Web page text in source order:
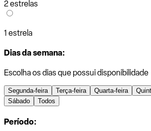
2 estrelas
1 estrela
Dias da semana:
Escolha os dias que possui disponibilidade
Segunda-feira Terça-feira Quarta-feira
Sábado
Todos
Período: